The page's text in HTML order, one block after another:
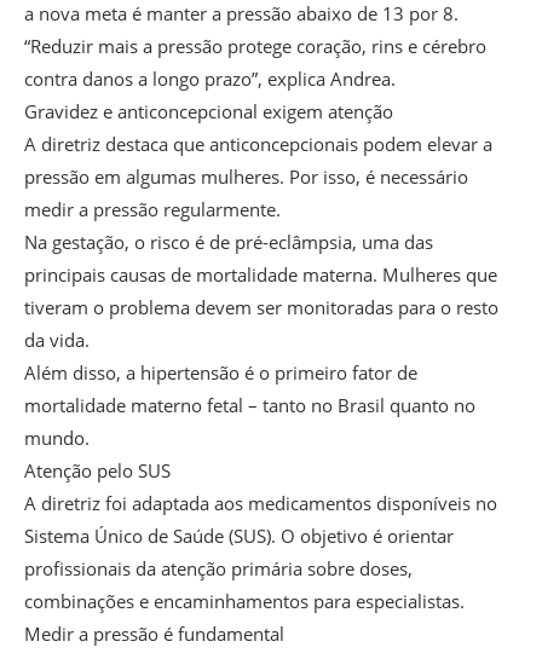
a nova meta é manter a pressão abaixo de 13 por 8.
“Reduzir mais a pressão protege coração, rins e cérebro
contra danos a longo prazo”, explica Andrea.
Gravidez e anticoncepcional exigem atenção
A diretriz destaca que anticoncepcionais podem elevar a
pressão em algumas mulheres. Por isso, é necessário
medir a pressão regularmente.
Na gestação, o risco é de pré-eclâmpsia, uma das
principais causas de mortalidade materna. Mulheres que
tiveram o problema devem ser monitoradas para o resto
da vida.
Além disso, a hipertensão é o primeiro fator de
mortalidade materno fetal – tanto no Brasil quanto no
mundo.
Atenção pelo SUS
A diretriz foi adaptada aos medicamentos disponíveis no
Sistema Único de Saúde (SUS). O objetivo é orientar
profissionais da atenção primária sobre doses,
combinações e encaminhamentos para especialistas.
Medir a pressão é fundamental